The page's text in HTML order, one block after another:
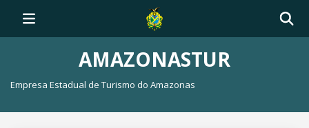
AMAZONASTUR
Empresa Estadual de Turismo do Amazonas